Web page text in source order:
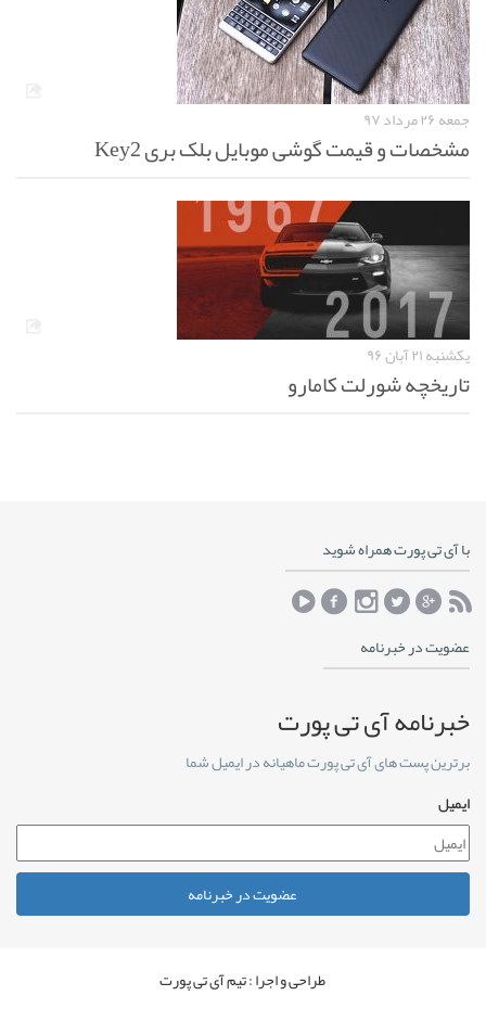
جمعه ۲۶ مرداد ۹۷
مشخصات و قیمت گوشی موبایل بلک بری Key2
یکشنبه ۲۱ آبان ۹۶
تاریخچه شورلت کامارو
با آی تی پورت همراه شوید
عضویت در خبرنامه
خبرنامه آی تی پورت
برترین پست های آی تی پورت ماهیانه در ایمیل شما
ایمیل
عضویت در خبرنامه
طراحی و اجرا : تیم آی تی پورت